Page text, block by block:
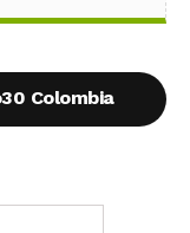
Colombia